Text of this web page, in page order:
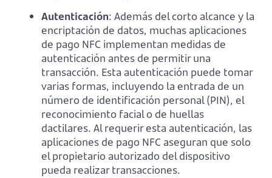
Autenticación: Además del corto alcance y la
encriptación de datos, muchas aplicaciones
de pago NFC implementan medidas de
autenticación antes de permitir una
transacción. Esta autenticación puede tomar
varias formas, incluyendo la entrada de un
número de identificación personal (PIN), el
reconocimiento facial o de huellas
dactilares. Al requerir esta autenticación, las
aplicaciones de pago NFC aseguran que solo
el propietario autorizado del dispositivo
pueda realizar transacciones.